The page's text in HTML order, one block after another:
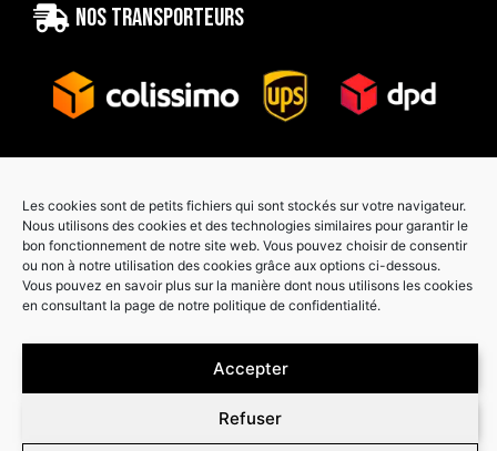
Les cookies sont de petits fichiers qui sont stockés sur votre navigateur.
Nous utilisons des cookies et des technologies similaires pour garantir le
bon fonctionnement de notre site web. Vous pouvez choisir de consentir
ou non à notre utilisation des cookies grâce aux options ci-dessous.
Vous pouvez en savoir plus sur la manière dont nous utilisons les cookies
en consultant la page de notre politique de confidentialité.
Accepter
Refuser
Nos transporteurs
Paiement sécurisé